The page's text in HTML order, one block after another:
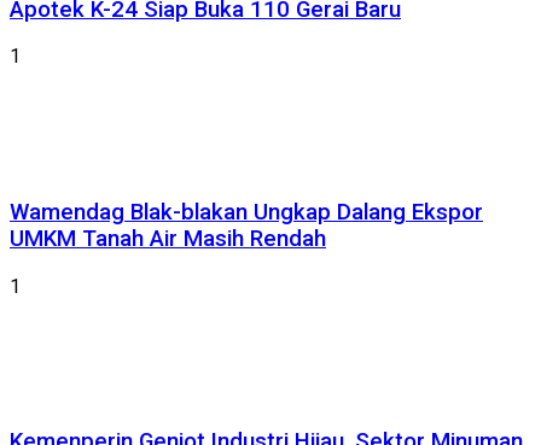
Apotek K-24 Siap Buka 110 Gerai Baru
1
Wamendag Blak-blakan Ungkap Dalang Ekspor
UMKM Tanah Air Masih Rendah
1